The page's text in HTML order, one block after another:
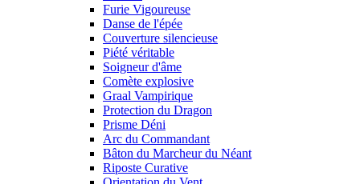
Furie Vigoureuse
Danse de l'épée
Couverture silencieuse
Piété véritable
Soigneur d'âme
Comète explosive
Graal Vampirique
Protection du Dragon
Prisme Déni
Arc du Commandant
Bâton du Marcheur du Néant
Riposte Curative